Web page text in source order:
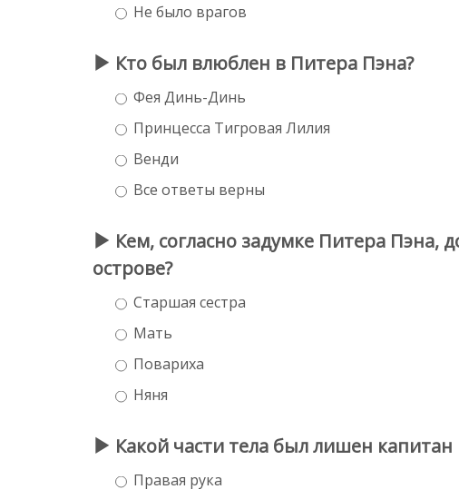
Не было врагов
Кто был влюблен в Питера Пэна?
Фея Динь-Динь
Принцесса Тигровая Лилия
Венди
Все ответы верны
Кем, согласно задумке Питера
острове?
Старшая сестра
Мать
Повариха
Няня
Какой части тела был лишен
Правая рука